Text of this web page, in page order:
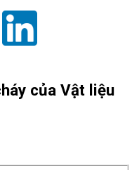
của Vật liệu